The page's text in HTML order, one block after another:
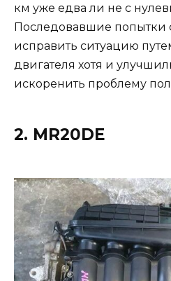
км уже едва ли не с
Последовавшие попытки
исправить ситуацию
двигателя хотя и
искоренить проблему
2. MR20DE